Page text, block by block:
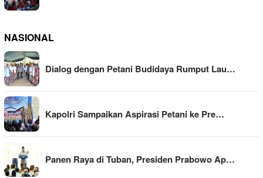
NASIONAL
Dialog dengan Petani Budidaya Rumput Lau…
Kapolri Sampaikan Aspirasi Petani ke Pre…
Panen Raya di Tuban, Presiden Prabowo Ap…